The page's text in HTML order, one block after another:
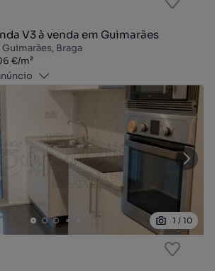
V3 à venda em Guimarães
Braga
€/m²
1 / 10